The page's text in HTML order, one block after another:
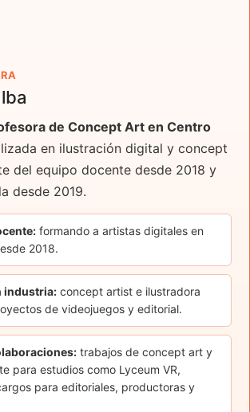
de Concept Art en Centro
en ilustración digital y concept
del equipo docente desde 2018 y
desde 2019.
formando a artistas digitales en
2018.
industria: concept artist e ilustradora
de videojuegos y editorial.
trabajos de concept art y
para estudios como Lyceum VR,
para editoriales, productoras y